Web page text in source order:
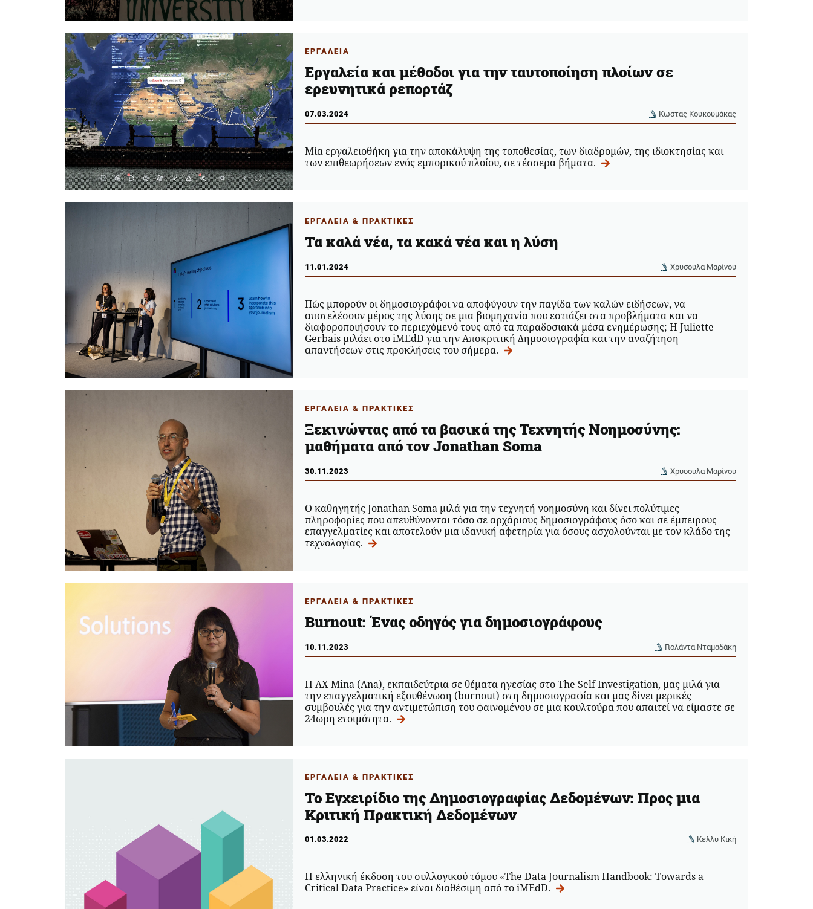
ΕΡΓΑΛΕΙΑ
Εργαλεία και μέθοδοι για την ταυτοποίηση πλοίων σε
ερευνητικά ρεπορτάζ
07.03.2024 Κώστας Κουκουμάκας
Μία εργαλειοθήκη για την αποκάλυψη της τοποθεσίας, των διαδρομών, της ιδιοκτησίας και
των επιθεωρήσεων ενός εμπορικού πλοίου, σε τέσσερα βήματα.
ΕΡΓΑΛΕΙΑ & ΠΡΑΚΤΙΚΕΣ
Τα καλά νέα, τα κακά νέα και η λύση
11.01.2024 Χρυσούλα Μαρίνου
Πώς μπορούν οι δημοσιογράφοι να αποφύγουν την παγίδα των καλών ειδήσεων, να
αποτελέσουν μέρος της λύσης σε μια βιομηχανία που εστιάζει στα προβλήματα και να
διαφοροποιήσουν το περιεχόμενό τους από τα παραδοσιακά μέσα ενημέρωσης; Η Juliette
Gerbais μιλάει στο iMEdD για την Αποκριτική Δημοσιογραφία και την αναζήτηση
απαντήσεων στις προκλήσεις του σήμερα.
ΕΡΓΑΛΕΙΑ & ΠΡΑΚΤΙΚΕΣ
Ξεκινώντας από τα βασικά της Τεχνητής Νοημοσύνης:
μαθήματα από τον Jonathan Soma
30.11.2023 Χρυσούλα Μαρίνου
Ο καθηγητής Jonathan Soma μιλά για την τεχνητή νοημοσύνη και δίνει πολύτιμες
πληροφορίες που απευθύνονται τόσο σε αρχάριους δημοσιογράφους όσο και σε έμπειρους
επαγγελματίες και αποτελούν μια ιδανική αφετηρία για όσους ασχολούνται με τον κλάδο της
τεχνολογίας.
ΕΡΓΑΛΕΙΑ & ΠΡΑΚΤΙΚΕΣ
Burnout: Ένας οδηγός για δημοσιογράφους
10.11.2023 Γιολάντα Νταμαδάκη
Η AX Mina (Ana), εκπαιδεύτρια σε θέματα ηγεσίας στο The Self Investigation, μας μιλά για
την επαγγελματική εξουθένωση (burnout) στη δημοσιογραφία και μας δίνει μερικές
συμβουλές για την αντιμετώπιση του φαινομένου σε μια κουλτούρα που απαιτεί να είμαστε σε
24ωρη ετοιμότητα.
ΕΡΓΑΛΕΙΑ & ΠΡΑΚΤΙΚΕΣ
Το Εγχειρίδιο της Δημοσιογραφίας Δεδομένων: Προς μια
Κριτική Πρακτική Δεδομένων
01.03.2022 Κέλλυ Κική
Η ελληνική έκδοση του συλλογικού τόμου «The Data Journalism Handbook: Towards a
Critical Data Practice» είναι διαθέσιμη από το iMEdD.